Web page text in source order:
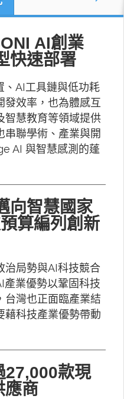
AI創業
快速部署
AI工具鏈與低功耗
發效率，也為體感互
智慧教育等領域提供
串聯學術、產業與開
AI 與智慧感測的蓬
向智慧國家
算編列創新
治局勢與AI科技競合
產業優勢以鞏固科技
台灣也正面臨產業結
藉科技產業優勢帶動
款現
應商